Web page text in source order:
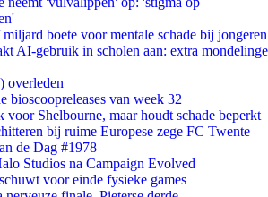
boete voor mentale schade bij jongeren
AI-gebruik in scholen aan: extra mondelinge
overleden
bioscoopreleases van week 32
voor Shelbourne, maar houdt schade beperkt
bij ruime Europese zege FC Twente
de Dag #1978
Studios na Campaign Evolved
voor einde fysieke games